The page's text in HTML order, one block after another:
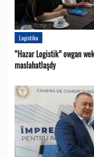
Logistika
“Hazar Logistik” owgan
maslahatlaşdy